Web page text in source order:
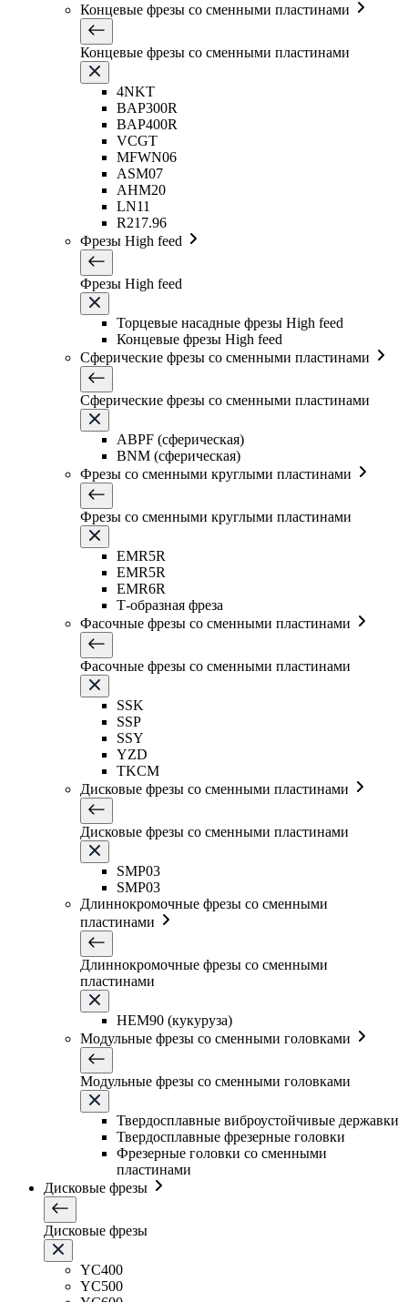
Концевые фрезы со сменными пластинами
Концевые фрезы со сменными пластинами
4NKT
BAP300R
BAP400R
VCGT
MFWN06
ASM07
AHM20
LN11
R217.96
Фрезы High feed
Фрезы High feed
Торцевые насадные фрезы High feed
Концевые фрезы High feed
Сферические фрезы со сменными пластинами
Сферические фрезы со сменными пластинами
ABPF (сферическая)
BNM (сферическая)
Фрезы со сменными круглыми пластинами
Фрезы со сменными круглыми пластинами
EMR5R
EMR5R
EMR6R
Т-образная фреза
Фасочные фрезы со сменными пластинами
Фасочные фрезы со сменными пластинами
SSK
SSP
SSY
YZD
TKCM
Дисковые фрезы со сменными пластинами
Дисковые фрезы со сменными пластинами
SMP03
SMP03
Длиннокромочные фрезы со сменными
пластинами
Длиннокромочные фрезы со сменными
пластинами
HEM90 (кукуруза)
Модульные фрезы со сменными головками
Модульные фрезы со сменными головками
Твердосплавные виброустойчивые державки
Твердосплавные фрезерные головки
Фрезерные головки со сменными
пластинами
Дисковые фрезы
Дисковые фрезы
YC400
YC500